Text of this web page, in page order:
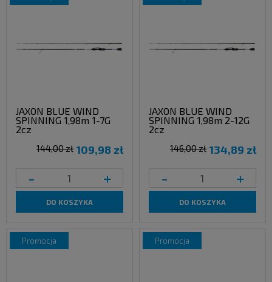
JAXON BLUE WIND
SPINNING 1,98m 1-7G
2cz
109,98 zł
144,00 zł
- +
DO KOSZYKA
JAXON BLUE WIND
SPINNING 1,98m 2-12G
2cz
134,89 zł
146,00 zł
- +
DO KOSZYKA
promocja promocja